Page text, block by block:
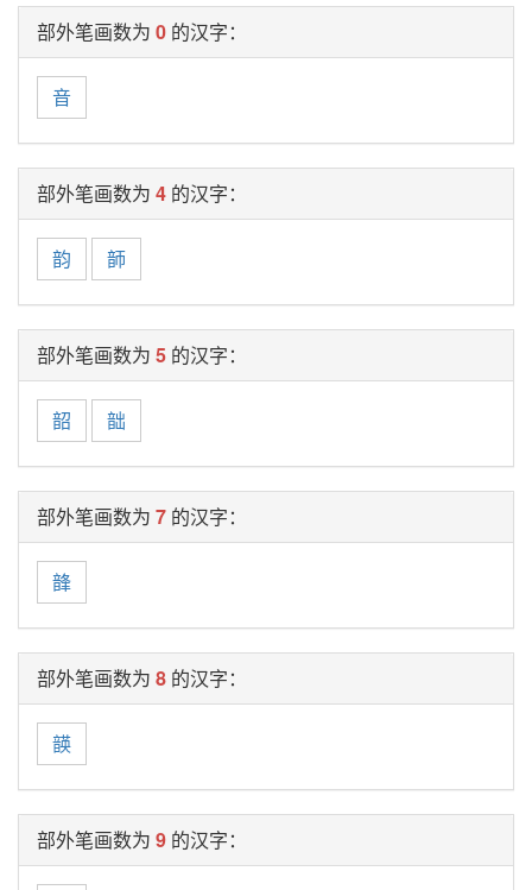
部外笔画数为 0 的汉字：
音
部外笔画数为 4 的汉字：
韵 韴
部外笔画数为 5 的汉字：
韶 韷
部外笔画数为 7 的汉字：
韸
部外笔画数为 8 的汉字：
韺
部外笔画数为 9 的汉字：